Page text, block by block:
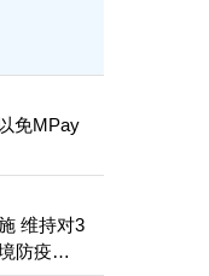
免MPay
维持对3
防疫措